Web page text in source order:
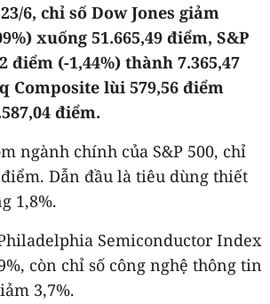
6, chỉ số Dow Jones giảm
xuống 51.665,49 điểm, S&P
điểm (-1,44%) thành 7.365,47
Composite lùi 579,56 điểm
điểm.
ngành chính của S&P 500, chỉ
Dẫn đầu là tiêu dùng thiết
1,8%.
Semiconductor Index
còn chỉ số công nghệ thông tin
3,7%.